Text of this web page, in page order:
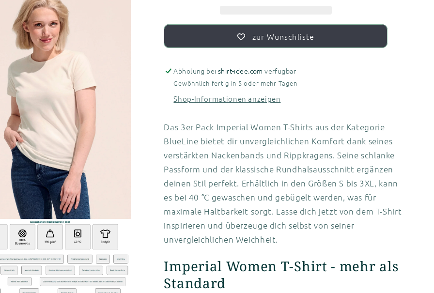
zur Wunschliste
Abholung bei shirt-idee.com verfügbar
Gewöhnlich fertig in 5 oder mehr Tagen
Shop-Informationen anzeigen
Das 3er Pack Imperial Women T-Shirts aus der Kategorie
BlueLine bietet dir unvergleichlichen Komfort dank seines
verstärkten Nackenbands und Rippkragens. Seine schlanke
Passform und der klassische Rundhalsausschnitt ergänzen
deinen Stil perfekt. Erhältlich in den Größen S bis 3XL, kann
es bei 40 °C gewaschen und gebügelt werden, was für
maximale Haltbarkeit sorgt. Lasse dich jetzt von dem T-Shirt
inspirieren und überzeuge dich selbst von seiner
unvergleichlichen Weichheit.
Imperial Women T-Shirt - mehr als
Standard